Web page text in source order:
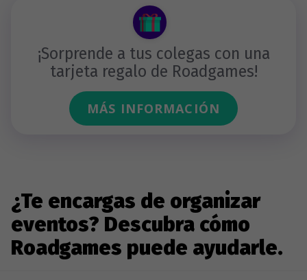
¡Sorprende a tus colegas con una
tarjeta regalo de Roadgames!
MÁS INFORMACIÓN
¿Te encargas de organizar
eventos? Descubra cómo
Roadgames puede ayudarle.